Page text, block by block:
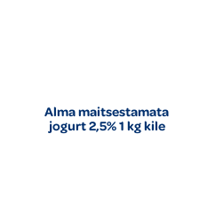
Alma maitsestamata
jogurt 2,5% 1 kg kile